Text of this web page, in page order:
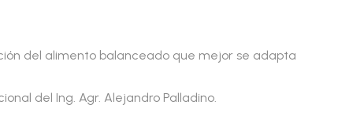
del alimento balanceado que mejor se adapta
del Ing. Agr. Alejandro Palladino.